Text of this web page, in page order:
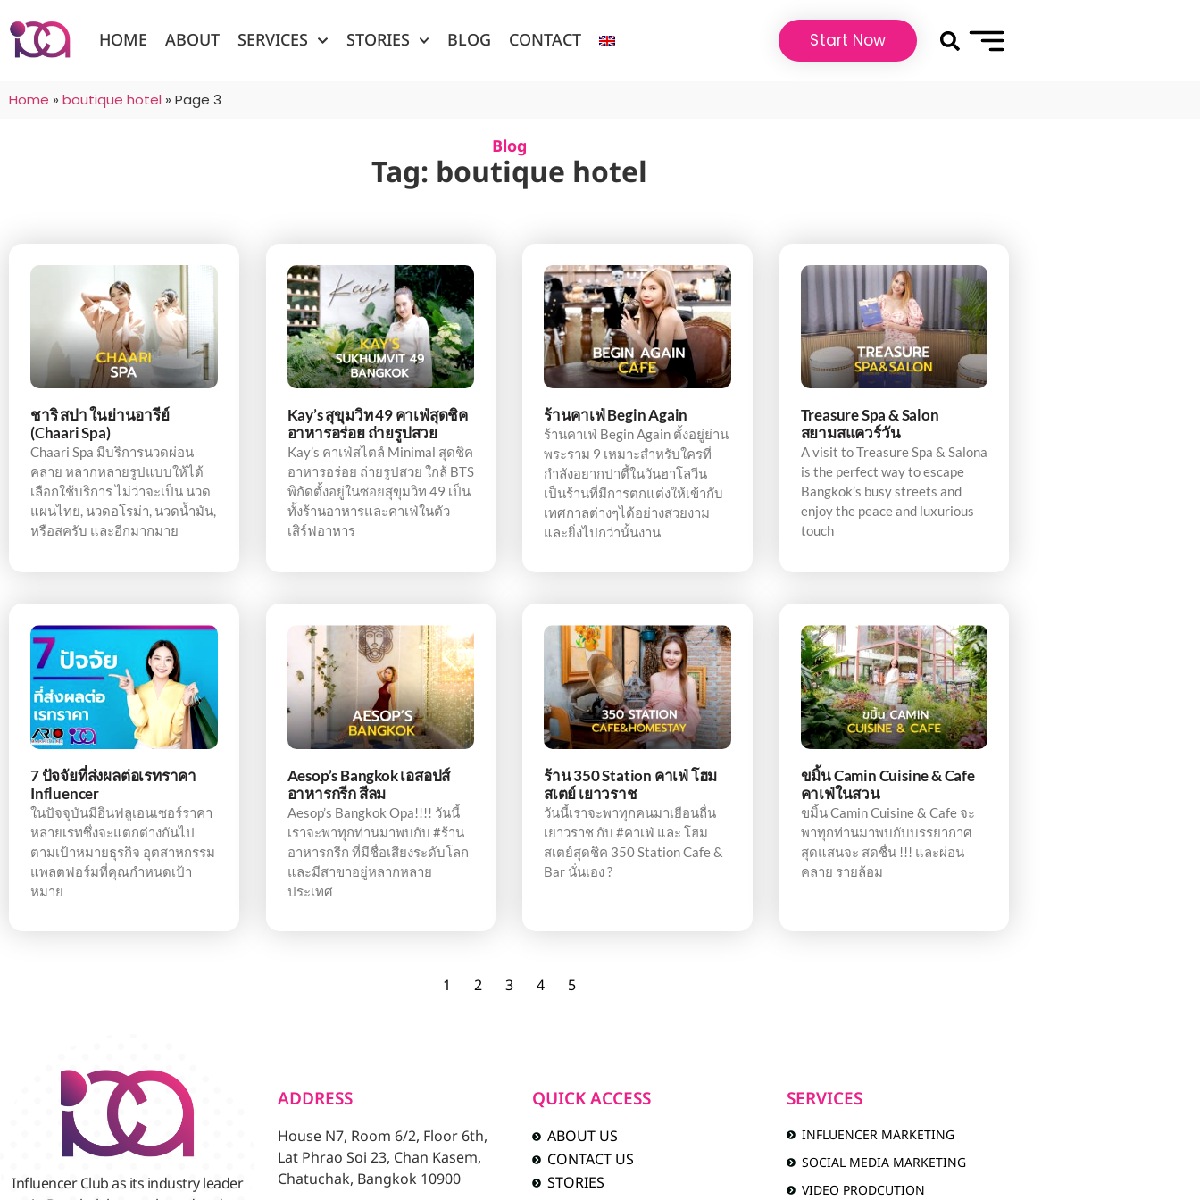
HOME ABOUT SERVICES STORIES BLOG CONTACT Start Now
Home » boutique hotel » Page 3
Blog
Tag: boutique hotel
ชาริ สปา ในย่านอารีย์
(Chaari Spa)
Chaari Spa มีบริการนวดผ่อน
คลาย หลากหลายรูปแบบให้ได้
เลือกใช้บริการ ไม่ว่าจะเป็น นวด
แผนไทย, นวดอโรม่า, นวดน้ำมัน,
หรือสครับ และอีกมากมาย
Kay’s สุขุมวิท 49 คาเฟ่สุดชิค
อาหารอร่อย ถ่ายรูปสวย
Kay’s คาเฟ่สไตล์ Minimal สุดชิค
อาหารอร่อย ถ่ายรูปสวย ใกล้ BTS
พิกัดตั้งอยู่ในซอยสุขุมวิท 49 เป็น
ทั้งร้านอาหารและคาเฟ่ในตัว
เสิร์ฟอาหาร
ร้านคาเฟ่ Begin Again
ร้านคาเฟ่ Begin Again ตั้งอยู่ย่าน
พระราม 9 เหมาะสำหรับใครที่
กำลังอยากปาตี้ในวันฮาโลวีน
เป็นร้านที่มีการตกแต่งให้เข้ากับ
เทศกาลต่างๆได้อย่างสวยงาม
และยิ่งไปกว่านั้นงาน
Treasure Spa & Salon
สยามสแควร์วัน
A visit to Treasure Spa & Salona
is the perfect way to escape
Bangkok’s busy streets and
enjoy the peace and luxurious
touch
7 ปัจจัยที่ส่งผลต่อเรทราคา
Influencer
ในปัจจุบันมีอินฟลูเอนเซอร์ราคา
หลายเรทซึ่งจะแตกต่างกันไป
ตามเป้าหมายธุรกิจ อุตสาหกรรม
แพลตฟอร์มที่คุณกำหนดเป้า
หมาย
Aesop’s Bangkok เอสอปส์
อาหารกรีก สีลม
Aesop’s Bangkok Opa!!!! วันนี้
เราจะพาทุกท่านมาพบกับ #ร้าน
อาหารกรีก ที่มีชื่อเสียงระดับโลก
และมีสาขาอยู่หลากหลาย
ประเทศ
ร้าน 350 Station คาเฟ่ โฮม
สเตย์ เยาวราช
วันนี้เราจะพาทุกคนมาเยือนถื่น
เยาวราช กับ #คาเฟ่ และ โฮม
สเตย์สุดชิค 350 Station Cafe &
Bar นั่นเอง ?
ขมิ้น Camin Cuisine & Cafe
คาเฟ่ในสวน
ขมิ้น Camin Cuisine & Cafe จะ
พาทุกท่านมาพบกับบรรยากาศ
สุดแสนจะ สดชื่น !!! และผ่อน
คลาย รายล้อม
1 2 3 4 5
Influencer Club as its industry leader
ADDRESS
House N7, Room 6/2, Floor 6th,
Lat Phrao Soi 23, Chan Kasem,
Chatuchak, Bangkok 10900
QUICK ACCESS
ABOUT US
CONTACT US
STORIES
SERVICES
INFLUENCER MARKETING
SOCIAL MEDIA MARKETING
VIDEO PRODCUTION